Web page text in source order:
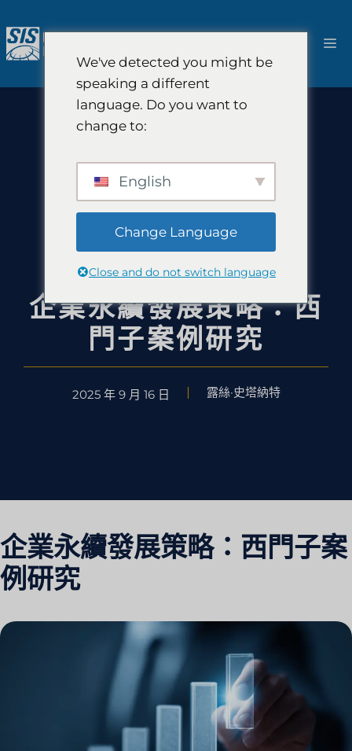
至
內
選
企業永續發展策略：西
門子案例研究
2025 年 9 月 16 日 露絲·史塔納特
企業永續發展策略：西門子案
例研究
We've detected you might be
speaking a different
language. Do you want to
change to:
English
Change Language
Close and do not switch language